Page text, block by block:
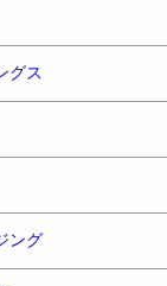
グス
ング